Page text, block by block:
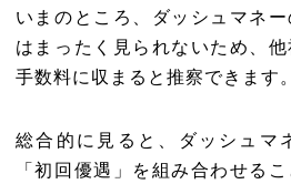
いまのところ、ダッシュマネ
はまったく見られないため、
手数料に収まると推察できます。
総合的に見ると、ダッシュマ
「初回優遇」を組み合わせる